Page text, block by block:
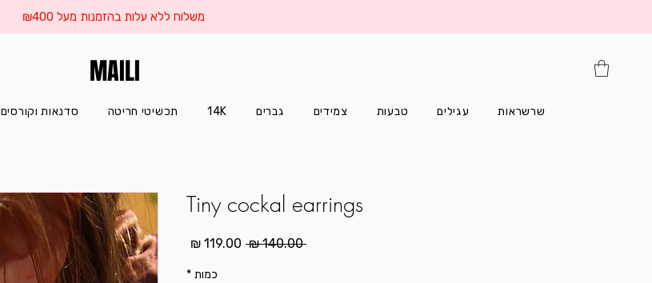
משלוח ללא עלות בהזמנות מעל ₪400
MAILI
סדנאות וקורסים תכשיטי חריטה 14K גברים צמידים טבעות עגילים שרשראות
Tiny cockal earrings
‏140.00 ‏₪
מחיר
כמות *